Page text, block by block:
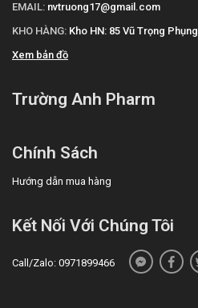
EMAIL: nvtruong17@gmail.com
KHO HÀNG: Kho HN: 85 Vũ Trọng Phụng
Xem bản đồ
Trường Anh Pharm
Chính Sách
Hướng dẫn mua hàng
Kết Nối Với Chúng Tôi
Call/Zalo: 0971899466